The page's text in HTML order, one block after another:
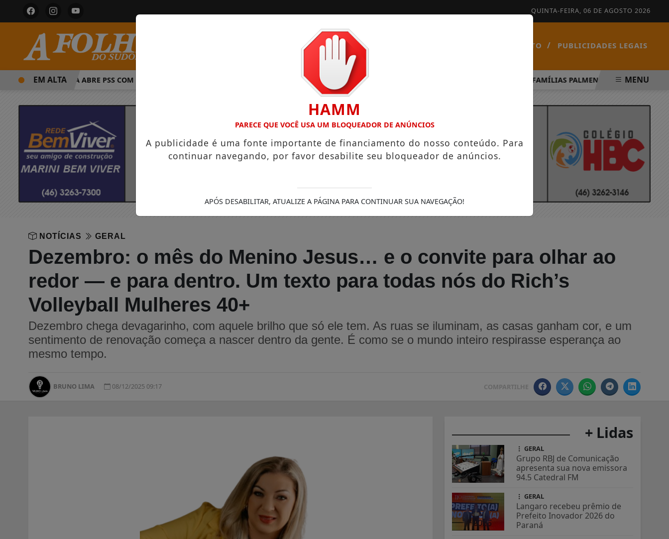
QUINTA-FEIRA, 06 DE AGOSTO 2026
INÍCIO CONTATO / PUBLICIDADES LEGAIS
PREFEITURA ABRE PSS COM VAGAS EM SEIS FUNÇÕES E SALÁRIOS QUE CHEGAM A R$ 3,8 MIL IGREJA DO DIVINO ESPÍRITO SANTO FAMÍLIAS PALMENSES FORAM
EM ALTA MENU
NOTÍCIAS GERAL
Dezembro: o mês do Menino Jesus… e o convite para olhar ao
redor — e para dentro. Um texto para todas nós do Rich’s
Volleyball Mulheres 40+
Dezembro chega devagarinho, com aquele brilho que só ele tem. As ruas se iluminam, as casas ganham cor, e um
sentimento de renovação começa a nascer dentro da gente. É como se o mundo inteiro respirasse esperança ao
mesmo tempo.
BRUNO LIMA 08/12/2025 09:17 COMPARTILHE
+ Lidas
GERAL
Grupo RBJ de Comunicação
apresenta sua nova emissora
94.5 Catedral FM
GERAL
Langaro recebeu prêmio de
Prefeito Inovador 2026 do
Paraná
HAMM
PARECE QUE VOCÊ USA UM BLOQUEADOR DE ANÚNCIOS
A publicidade é uma fonte importante de financiamento do nosso conteúdo. Para
continuar navegando, por favor desabilite seu bloqueador de anúncios.
APÓS DESABILITAR, ATUALIZE A PÁGINA PARA CONTINUAR SUA NAVEGAÇÃO!